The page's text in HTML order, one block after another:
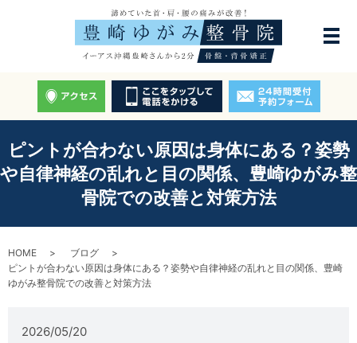
ピントが合わない原因は身体にある？姿勢
や自律神経の乱れと目の関係、豊崎ゆがみ整
骨院での改善と対策方法
HOME
ブログ
ピントが合わない原因は身体にある？姿勢や自律神経の乱れと目の関係、豊崎
ゆがみ整骨院での改善と対策方法
2026/05/20